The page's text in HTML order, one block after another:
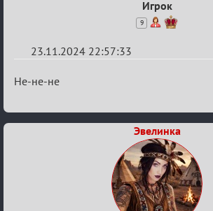
Игрок
9
23.11.2024 22:57:33
Re:
связь
Не-не-не
Эвелинка